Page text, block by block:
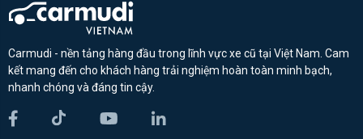
Carmudi - nền tảng hàng đầu trong lĩnh vực xe cũ tại Việt Nam. Cam
kết mang đến cho khách hàng trải nghiệm hoàn toàn minh bạch,
nhanh chóng và đáng tin cậy.